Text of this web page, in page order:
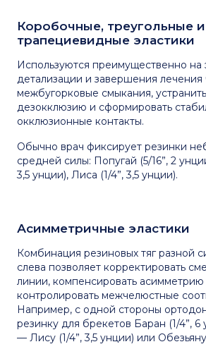
Коробочные, треугольные и
трапециевидные эластики
Используются преимущественно на
детализации и завершения
межбугорковые смыкания,
дезокклюзию и сформировать
окклюзионные контакты.
Обычно врач фиксирует резинки
средней силы: Попугай (5/16”, 2
3,5 унции), Лиса (1/4”, 3,5 унции).
Асимметричные эластики
Комбинация резиновых тяг разной
слева позволяет корректировать
линии, компенсировать
контролировать межчелюстные
Например, с одной стороны
резинку для брекетов Баран (1/4”, 6
— Лису (1/4”, 3,5 унции) или